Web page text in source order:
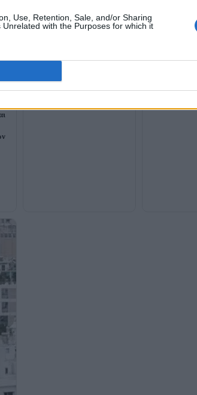
Use, Retention, Sale, and/or Sharing
with the Purposes for which it
ιδιοκτήτης μπορεί να κρατήσει
υποχρεούται να την επιστρέψει
ενοικιαστής,